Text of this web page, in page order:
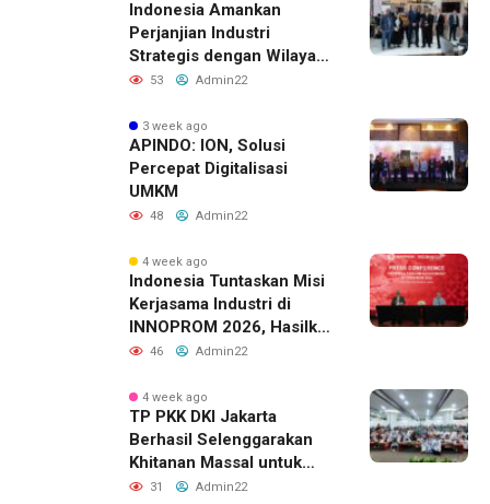
Indonesia Amankan
Perjanjian Industri
Strategis dengan Wilayah
Sverdlovsk, Rusia untuk
53 Admin22
3 week ago
APINDO: ION, Solusi
Percepat Digitalisasi
UMKM
48 Admin22
4 week ago
Indonesia Tuntaskan Misi
Kerjasama Industri di
INNOPROM 2026, Hasilkan
Belasan Kerja Sama
46 Admin22
4 week ago
TP PKK DKI Jakarta
Berhasil Selenggarakan
Khitanan Massal untuk
Lebih dari 2.000 Anak:
31 Admin22